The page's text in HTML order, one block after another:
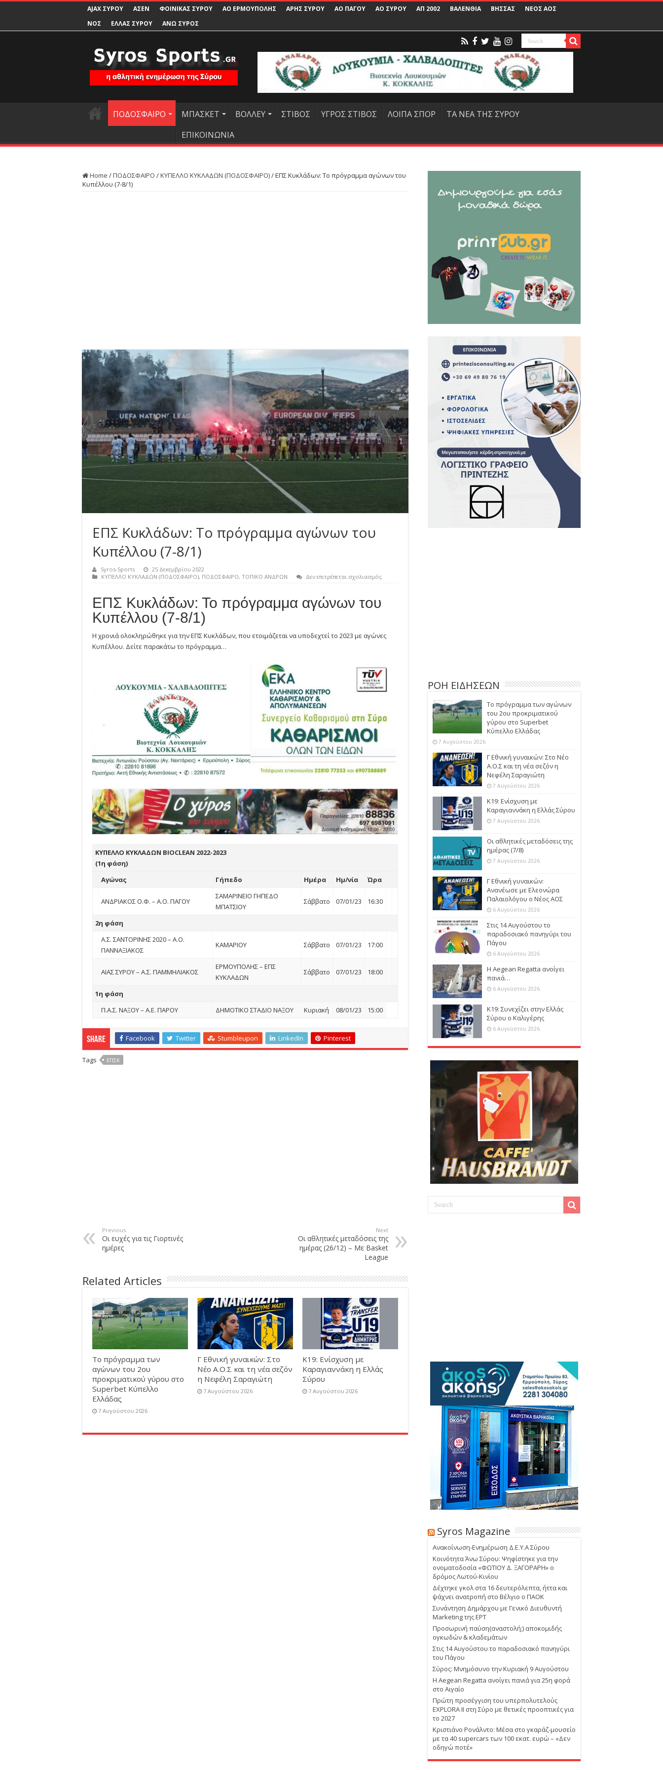
AJAX ΣΥΡΟΥ ΑΣΕΝ ΦΟΙΝΙΚΑΣ ΣΥΡΟΥ ΑΟ ΕΡΜΟΥΠΟΛΗΣ ΑΡΗΣ ΣΥΡΟΥ ΑΟ ΠΑΓΟΥ ΑΟ ΣΥΡΟΥ ΑΠ 2002 ΒΑΛΕΝΘΙΑ ΒΗΣΣΑΣ
ΝΕΟΣ ΑΟΣ
ΝΟΣ
ΕΛΛΑΣ ΣΥΡΟΥ ΑΝΩ ΣΥΡΟΣ
ΠΟΔΟΣΦΑΙΡΟ ΜΠΑΣΚΕΤ ΒΟΛΛΕΥ ΣΤΙΒΟΣ ΥΓΡΟΣ ΣΤΙΒΟΣ ΛΟΙΠΑ ΣΠΟΡ
ΤΑ ΝΕΑ ΤΗΣ ΣΥΡΟΥ
ΕΠΙΚΟΙΝΩΝΙΑ
Home /ΠΟΔΟΣΦΑΙΡΟ /ΚΥΠΕΛΛΟ ΚΥΚΛΑΔΩΝ (ΠΟΔΟΣΦΑΙΡΟ)/ΕΠΣ Κυκλάδων: Το πρόγραμμα αγώνων του
Κυπέλλου (7-8/1)
ΕΠΣ Κυκλάδων: Το πρόγραμμα αγώνων του
Κυπέλλου (7-8/1)
Syros-Sports
25 Δεκεμβρίου 2022
ΚΥΠΕΛΛΟ ΚΥΚΛΑΔΩΝ (ΠΟΔΟΣΦΑΙΡΟ), ΠΟΔΟΣΦΑΙΡΟ, ΤΟΠΙΚΟ ΑΝΔΡΩΝ Δεν επιτρέπεται σχολιασμόςστο
(7-
ΕΠΣ Κυκλάδων: Το πρόγραμμα αγώνων του
Κυπέλλου (7-8/1)
Η χρονιά ολοκληρώθηκε για την ΕΠΣ Κυκλάδων, που ετοιμάζεται να υποδεχτεί το 2023 με αγώνες
Κυπέλλου. Δείτε παρακάτω το πρόγραμμα…
ΚΥΠΕΛΛΟ ΚΥΚΛΑΔΩΝ BIOCLEAN 2022-2023
(1η φάση)
Αγώνας
Γήπεδο Ημέρα Ημ/νία Ώρα
ΑΝΔΡΙΑΚΟΣ Ο.Φ. – Α.Ο. ΠΑΓΟΥ
ΣΑΜΑΡΙΝΕΙΟ ΓΗΠΕΔΟ
ΜΠΑΤΣΙΟΥ
Σάββατο 07/01/23 16:30
2η φάση
Α.Σ. ΣΑΝΤΟΡΙΝΗΣ 2020 – Α.Ο.
ΠΑΝΝΑΞΙΑΚΟΣ
ΚΑΜΑΡΙΟΥ Σάββατο 07/01/23 17:00
ΑΙΑΣ ΣΥΡΟΥ – Α.Σ. ΠΑΜΜΗΛΙΑΚΟΣ
ΕΡΜΟΥΠΟΛΗΣ – ΕΠΣ
ΚΥΚΛΑΔΩΝ
Σάββατο 07/01/23 18:00
1η φάση
Π.Α.Σ. ΝΑΞΟΥ – Α.Ε. ΠΑΡΟΥ
ΔΗΜΟΤΙΚΟ ΣΤΑΔΙΟ ΝΑΞΟΥ Κυριακή 08/01/23 15:00
Share Facebook Twitter Stumbleupon LinkedIn Pinterest
Tags ΕΠΣΚ
Previous
Οι ευχές για τις Γιορτινές
ημέρες
Next
Οι αθλητικές μεταδόσεις της
ημέρας (26/12) – Με Basket
League
Related Articles
Το πρόγραμμα των
αγώνων του 2ου
προκριματικού γύρου στο
Superbet Κύπελλο
Ελλάδας
7 Αυγούστου 2026
Γ Εθνική γυναικών: Στο
Νέο Α.Ο.Σ και τη νέα σεζόν
η Νεφέλη Σαραγιώτη
7 Αυγούστου 2026
Κ19: Ενίσχυση με
Καραγιαννάκη η Ελλάς
Σύρου
7 Αυγούστου 2026
ΡΟΗ ΕΙΔΗΣΕΩΝ
Το πρόγραμμα των αγώνων
του 2ου προκριματικού
γύρου στο Superbet
Κύπελλο Ελλάδας
7 Αυγούστου 2026
Γ Εθνική γυναικών: Στο Νέο
Α.Ο.Σ και τη νέα σεζόν η
Νεφέλη Σαραγιώτη
7 Αυγούστου 2026
Κ19: Ενίσχυση με
Καραγιαννάκη η Ελλάς Σύρου
7 Αυγούστου 2026
Οι αθλητικές μεταδόσεις της
ημέρας (7/8)
7 Αυγούστου 2026
Γ Εθνική γυναικών:
Ανανέωσε με Ελεονώρα
Παλαιολόγου ο Νέος ΑΟΣ
6 Αυγούστου 2026
Στις 14 Αυγούστου το
παραδοσιακό πανηγύρι του
Πάγου
6 Αυγούστου 2026
Η Aegean Regatta ανοίγει
πανιά…
6 Αυγούστου 2026
Κ19: Συνεχίζει στην Ελλάς
Σύρου ο Καλιγέρης
6 Αυγούστου 2026
Syros Magazine
Ανακοίνωση-Ενημέρωση Δ.Ε.Υ.Α Σύρου
Κοινότητα Άνω Σύρου: Ψηφίστηκε για την
ονοματοδοσία «ΦΩΤΙΟΥ Δ. ΞΑΓΟΡΑΡΗ» ο
δρόμος Λωτού-Κινίου
Δέχτηκε γκολ στα 16 δευτερόλεπτα, ήττα και
ψάχνει ανατροπή στο Βέλγιο ο ΠΑΟΚ
Συνάντηση Δημάρχου με Γενικό Διευθυντή
Marketing της ΕΡΤ
Προσωρινή παύση(αναστολή;) αποκομιδής
ογκωδών & κλαδεμάτων
Στις 14 Αυγούστου το παραδοσιακό πανηγύρι
του Πάγου
Σύρος: Μνημόσυνο την Κυριακή 9 Αυγούστου
Η Aegean Regatta ανοίγει πανιά για 25η φορά
στο Αιγαίο
Πρώτη προσέγγιση του υπερπολυτελούς
EXPLORA II στη Σύρο με θετικές προοπτικές για
το 2027
Κριστιάνο Ρονάλντο: Μέσα στο γκαράζ-μουσείο
με τα 40 supercars των 100 εκατ. ευρώ – «Δεν
οδηγώ ποτέ»